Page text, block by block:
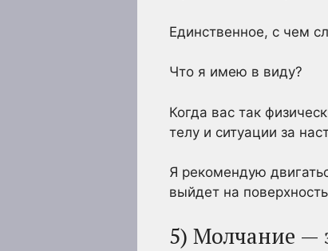
Единственное, с чем
Что я имею в виду?
Когда вас так
телу и ситуации за
Я рекомендую
выйдет на
5) Молчание —